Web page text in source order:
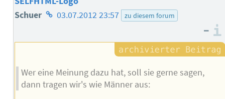
Schuer Homepage
Autors
03.07.2012 23:57 zu diesem forum
–
Wer eine Meinung dazu hat, soll sie gerne sagen,
dann tragen wir's wie Männer aus: